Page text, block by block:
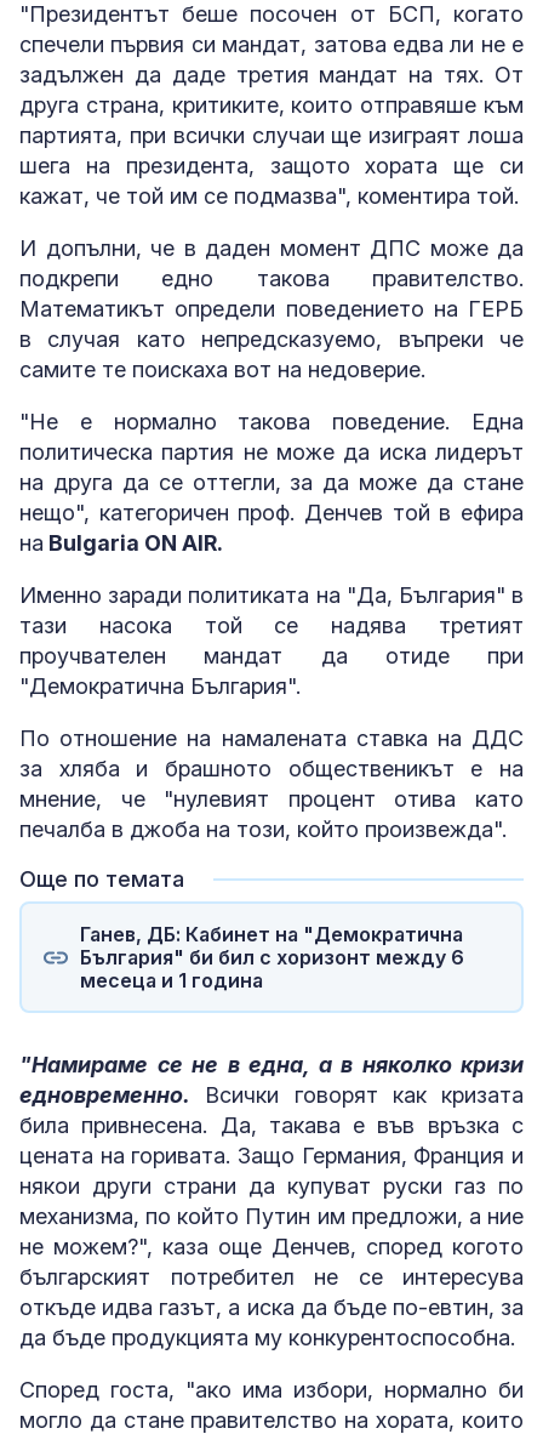
"Президентът беше посочен от БСП, когато
спечели първия си мандат, затова едва ли не е
задължен да даде третия мандат на тях. От
друга страна, критиките, които отправяше към
партията, при всички случаи ще изиграят лоша
шега на президента, защото хората ще си
кажат, че той им се подмазва", коментира той.
И допълни, че в даден момент ДПС може да
подкрепи едно такова правителство.
Математикът определи поведението на ГЕРБ
в случая като непредсказуемо, въпреки че
самите те поискаха вот на недоверие.
"Не е нормално такова поведение. Една
политическа партия не може да иска лидерът
на друга да се оттегли, за да може да стане
нещо", категоричен проф. Денчев той в ефира
на Bulgaria ON AIR.
Именно заради политиката на "Да, България" в
тази насока той се надява третият
проучвателен мандат да отиде при
"Демократична България".
По отношение на намалената ставка на ДДС
за хляба и брашното общественикът е на
мнение, че "нулевият процент отива като
печалба в джоба на този, който произвежда".
Още по темата
Ганев, ДБ: Кабинет на "Демократична
България" би бил с хоризонт между 6
месеца и 1 година
"Намираме се не в една, а в няколко кризи
едновременно. Всички говорят как кризата
била привнесена. Да, такава е във връзка с
цената на горивата. Защо Германия, Франция и
някои други страни да купуват руски газ по
механизма, по който Путин им предложи, а ние
не можем?", каза още Денчев, според когото
българският потребител не се интересува
откъде идва газът, а иска да бъде по-евтин, за
да бъде продукцията му конкурентоспособна.
Според госта, "ако има избори, нормално би
могло да стане правителство на хората, които